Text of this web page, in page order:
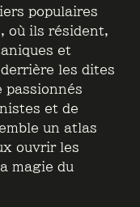
populaires
où ils résident,
et
les dites
passionnés
et de
un atlas
ouvrir les
magie du